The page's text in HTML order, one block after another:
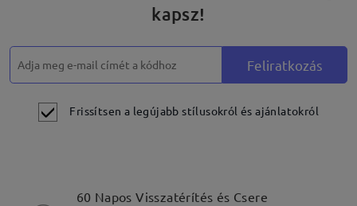
kapsz!
Feliratkozás
Frissítsen a legújabb stílusokról és ajánlatokról
60 Napos Visszatérítés és Csere